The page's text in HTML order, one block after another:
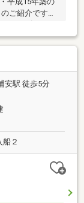
ご紹介です。
アーズスタジ
ルジュや迎賓
すこともでき
お気軽にお問
安駅 徒歩5分
船２